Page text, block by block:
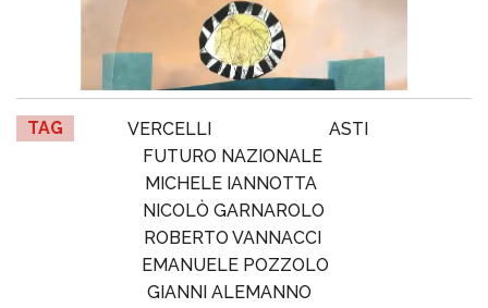
TAG VERCELLI
ASTI
FUTURO NAZIONALE
MICHELE IANNOTTA
NICOLÒ GARNAROLO
ROBERTO VANNACCI
EMANUELE POZZOLO
GIANNI ALEMANNO